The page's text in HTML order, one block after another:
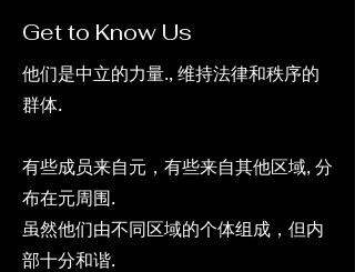
Get to Know Us
他们是中立的力量., 维持法律和秩序的
群体.
有些成员来自元，有些来自其他区域, 分
布在元周围.
虽然他们由不同区域的个体组成，但内
部十分和谐.